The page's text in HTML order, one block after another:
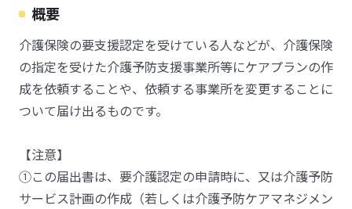
概要
介護保険の要支援認定を受けている人などが、介護保険
の指定を受けた介護予防支援事業所等にケアプランの作
成を依頼することや、依頼する事業所を変更することに
ついて届け出るものです。
【注意】
①この届出書は、要介護認定の申請時に、又は介護予防
サービス計画の作成（若しくは介護予防ケアマネジメン